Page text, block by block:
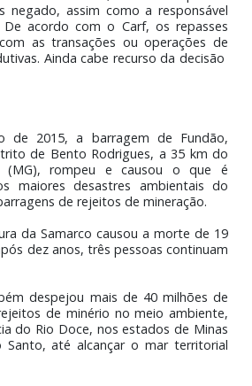
do TTAC, a Vale S. A. foi definida
por ser acionista da
também seria responsável
usando o mesmo argumento
do IRPJ e da CSLL, baseando-se
apresentada no recurso da
acolhida pelo colegiado, a
negado, assim como a
De acordo com o Carf, os
com as transações ou operações
Ainda cabe recurso da